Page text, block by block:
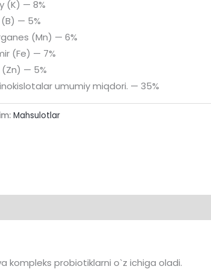
(K) — 8%
— 5%
(Mn) — 6%
(Fe) — 7%
(Zn) — 5%
umumiy miqdori. — 35%
Mahsulotlar
kompleks probiotiklarni o`z ichiga oladi.